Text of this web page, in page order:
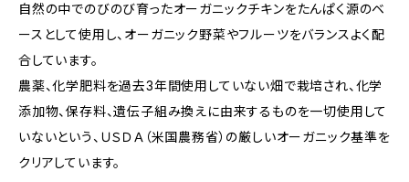
自然の中でのびのび育ったオーガニックチキンをたんぱく源のベ
ースとして使用し、オーガニック野菜やフルーツをバランスよく配
合しています。
農薬、化学肥料を過去3年間使用していない畑で栽培され、化学
添加物、保存料、遺伝子組み換えに由来するものを一切使用して
いないという、ＵＳＤＡ（米国農務省）の厳しいオーガニック基準を
クリアしています。